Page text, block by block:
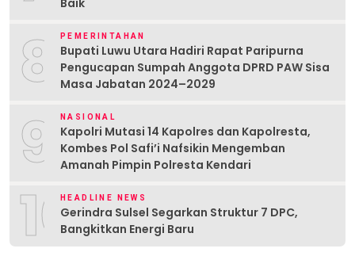
8 PEMERINTAHAN
Bupati Luwu Utara Hadiri Rapat Paripurna
Pengucapan Sumpah Anggota DPRD PAW Sisa
Masa Jabatan 2024–2029
9 NASIONAL
Kapolri Mutasi 14 Kapolres dan Kapolresta,
Kombes Pol Safi’i Nafsikin Mengemban
Amanah Pimpin Polresta Kendari
10HEADLINE NEWS
Gerindra Sulsel Segarkan Struktur 7 DPC,
Bangkitkan Energi Baru